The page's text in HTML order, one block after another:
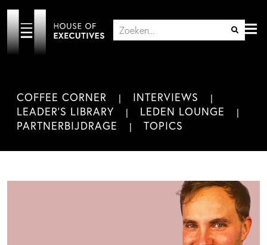
COFFEE CORNER
INTERVIEWS
LEADER'S LIBRARY
LEDEN LOUNGE
PARTNERBIJDRAGE
TOPICS